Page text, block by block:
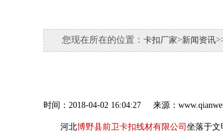
您现在所在的位置： 卡扣厂家>新闻资讯>
时间：2018-04-02 16:04:27 来源：
河北博野县前卫卡扣线材有限公司 坐落于文